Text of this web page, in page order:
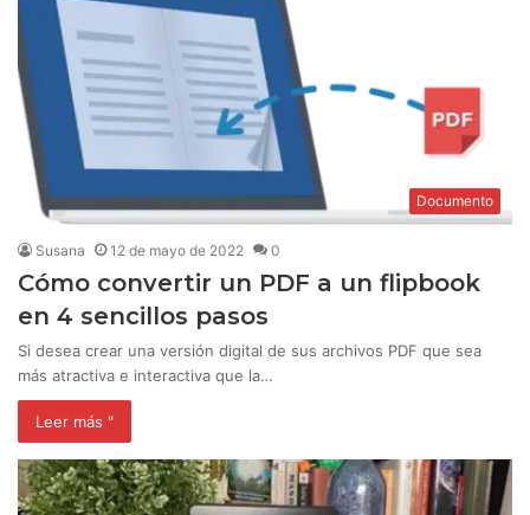
Documento
Susana 12 de mayo de 2022 0
Cómo convertir un PDF a un flipbook
en 4 sencillos pasos
Si desea crear una versión digital de sus archivos PDF que sea
más atractiva e interactiva que la…
Leer más "